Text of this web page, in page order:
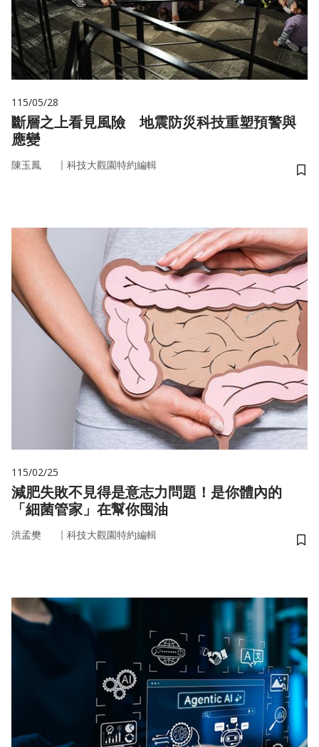
115/05/28
斷層之上看見風險 地震防災科技重塑預警與
應變
陳玉鳳 ｜ 科技大觀園特約編輯
儲
115/02/25
減肥失敗不見得是意志力問題！是你體內的
「細菌管家」在幫你囤油
洪孟樊 ｜ 科技大觀園特約編輯
儲